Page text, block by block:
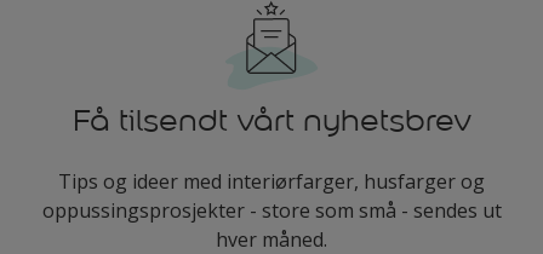
Få tilsendt vårt nyhetsbrev
Tips og ideer med interiørfarger, husfarger og
oppussingsprosjekter - store som små - sendes ut
hver måned.